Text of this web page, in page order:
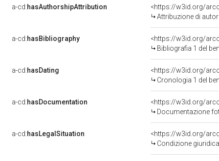
a-cd:hasAuthorshipAttribution
<https://w3id.org/
Attribuzione di
a-cd:hasBibliography
<https://w3id.org/
Bibliografia 1 del
a-cd:hasDating
<https://w3id.org/
Cronologia 1 del
a-cd:hasDocumentation
Documentazione
a-cd:hasLegalSituation
Condizione